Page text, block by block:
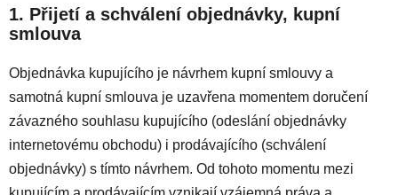
1. Přijetí a schválení objednávky, kupní
smlouva
Objednávka kupujícího je návrhem kupní smlouvy a
samotná kupní smlouva je uzavřena momentem doručení
závazného souhlasu kupujícího (odeslání objednávky
internetovému obchodu) i prodávajícího (schválení
objednávky) s tímto návrhem. Od tohoto momentu mezi